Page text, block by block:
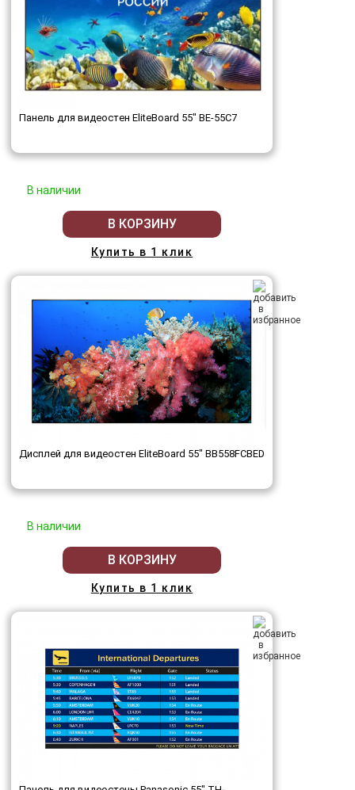
Панель для видеостен EliteBoard 55" BE-55C7
В наличии
В КОРЗИНУ
Купить в 1 клик
Дисплей для видеостен EliteBoard 55" BB558FCBED
В наличии
В КОРЗИНУ
Купить в 1 клик